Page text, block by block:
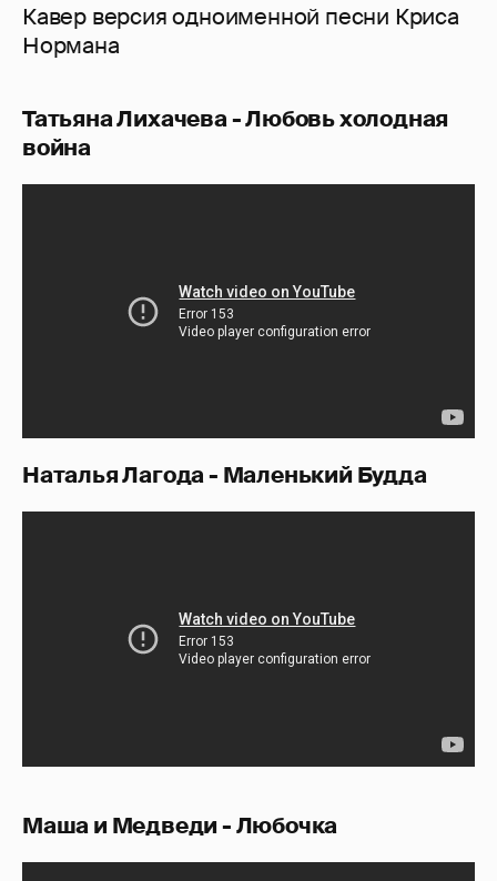
Кавер версия одноименной песни Криса
Нормана
Татьяна Лихачева - Любовь холодная
война
Наталья Лагода - Маленький Будда
Маша и Медведи - Любочка